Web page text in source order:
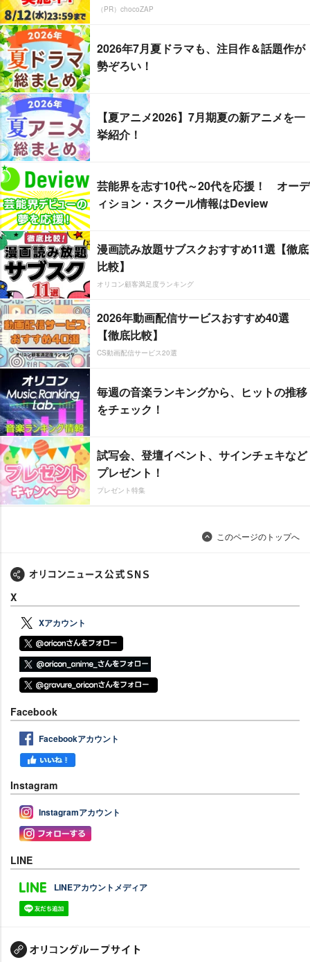
（PR）chocoZAP
2026年7月夏ドラマも、注目作＆話題作が
勢ぞろい！
【夏アニメ2026】7月期夏の新アニメを一
挙紹介！
芸能界を志す10代～20代を応援！ オーデ
ィション・スクール情報はDeview
漫画読み放題サブスクおすすめ11選【徹底
比較】
オリコン顧客満足度ランキング
2026年動画配信サービスおすすめ40選
【徹底比較】
CS動画配信サービス20選
毎週の音楽ランキングから、ヒットの推移
をチェック！
試写会、登壇イベント、サインチェキなど
プレゼント！
プレゼント特集
このページのトップへ
X
Xアカウント
Facebook
Facebookアカウント
Instagram
Instagramアカウント
LINE
LINEアカウントメディア